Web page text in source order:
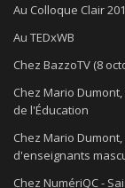
Au Colloque Clair
Au TEDxWB
Chez BazzoTV (8
Chez Mario
de l'Éducation
Chez Mario
d'enseignants
Chez NumériQC -